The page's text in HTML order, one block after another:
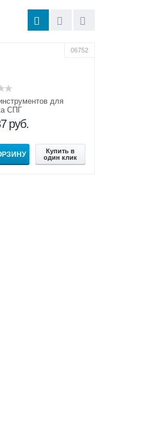
06752
для
СПГ
руб.
Купить в
один клик